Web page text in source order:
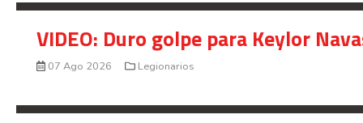
VIDEO: Duro golpe para Keylor
07 Ago 2026 Legionarios